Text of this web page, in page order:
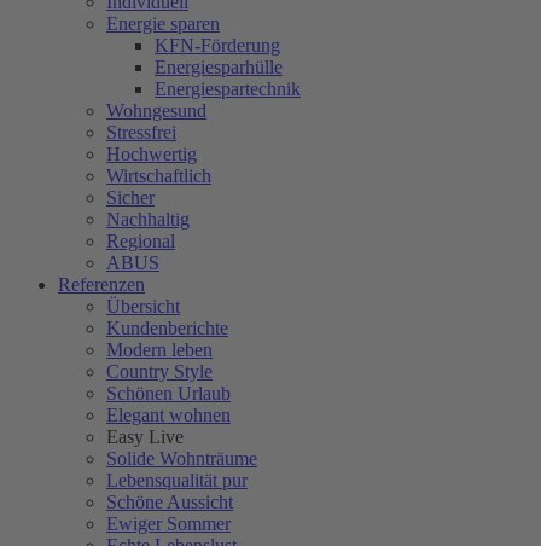
Energie sparen
KFN-Förderung
Energiesparhülle
Energiespartechnik
Wohngesund
Stressfrei
Hochwertig
Wirtschaftlich
Sicher
Nachhaltig
Regional
ABUS
Referenzen
Übersicht
Kundenberichte
Modern leben
Country Style
Schönen Urlaub
Elegant wohnen
Easy Live
Solide Wohnträume
Lebensqualität pur
Schöne Aussicht
Ewiger Sommer